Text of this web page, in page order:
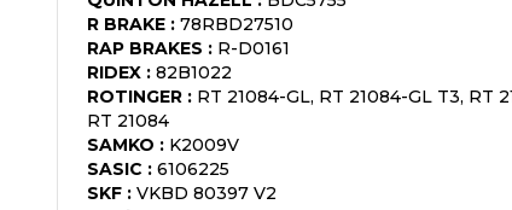
R BRAKE : 78RBD27510
RAP BRAKES : R-D0161
RIDEX : 82B1022
ROTINGER : RT 21084-GL, RT 21084-GL T3, RT
RT 21084
SAMKO : K2009V
SASIC : 6106225
SKF : VKBD 80397 V2